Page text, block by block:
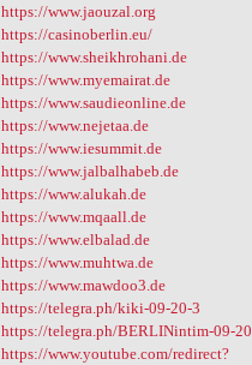
https://www.jaouzal.org
https://casinoberlin.eu/
https://www.sheikhrohani.de
https://www.myemairat.de
https://www.saudieonline.de
https://www.nejetaa.de
https://www.iesummit.de
https://www.jalbalhabeb.de
https://www.alukah.de
https://www.mqaall.de
https://www.elbalad.de
https://www.muhtwa.de
https://www.mawdoo3.de
https://telegra.ph/kiki-09-20-3
https://telegra.ph/BERLINintim-09-20
https://www.youtube.com/redirect?